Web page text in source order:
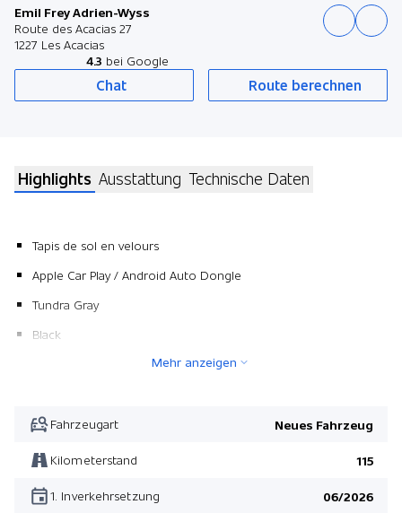
Emil Frey Adrien-Wyss
Route des Acacias 27
1227 Les Acacias
4.3 bei Google
Chat Route berechnen
Highlights Ausstattung Technische Daten
Tapis de sol en velours
Apple Car Play / Android Auto Dongle
Tundra Gray
Black
Mehr anzeigen
Fahrzeugart Neues Fahrzeug
Kilometerstand 115
1. Inverkehrsetzung 06/2026